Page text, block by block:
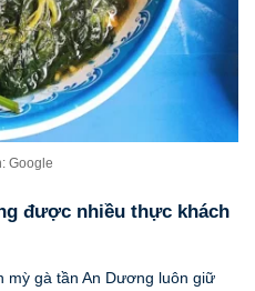
Google
được nhiều thực khách
mỳ gà tần An Dương luôn giữ